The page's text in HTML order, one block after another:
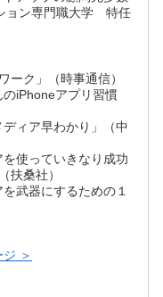
ョン専門職大学 特任
ーク」（時事通信）
のiPhoneアプリ習慣
ィア早わかり」（中
を使っていきなり成功
扶桑社）
を武器にするための１
＞